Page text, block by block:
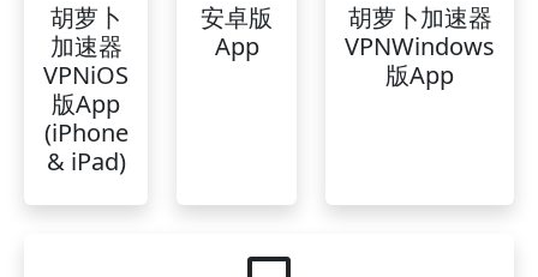
胡萝卜
加速器
VPNiOS
版App
(iPhone
& iPad)
安卓版
App
胡萝卜加速器
VPNWindows
版App